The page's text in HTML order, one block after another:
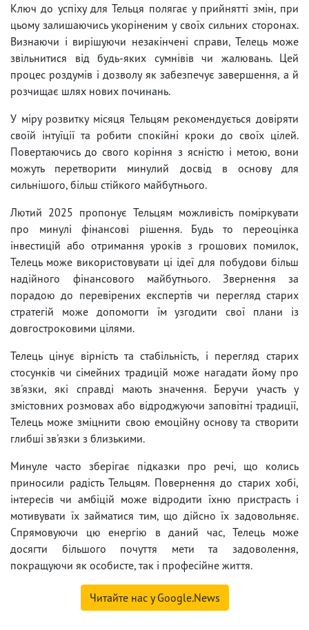
Ключ до успіху для Тельця полягає у прийнятті змін, при
цьому залишаючись укоріненим у своїх сильних сторонах.
Визнаючи і вирішуючи незакінчені справи, Телець може
звільнитися від будь-яких сумнівів чи жалювань. Цей
процес роздумів і дозволу як забезпечує завершення, а й
розчищає шлях нових починань.
У міру розвитку місяця Тельцям рекомендується довіряти
своїй інтуїції та робити спокійні кроки до своїх цілей.
Повертаючись до свого коріння з ясністю і метою, вони
можуть перетворити минулий досвід в основу для
сильнішого, більш стійкого майбутнього.
Лютий 2025 пропонує Тельцям можливість поміркувати
про минулі фінансові рішення. Будь то переоцінка
інвестицій або отримання уроків з грошових помилок,
Телець може використовувати ці ідеї для побудови більш
надійного фінансового майбутнього. Звернення за
порадою до перевірених експертів чи перегляд старих
стратегій може допомогти їм узгодити свої плани із
довгостроковими цілями.
Телець цінує вірність та стабільність, і перегляд старих
стосунків чи сімейних традицій може нагадати йому про
зв'язки, які справді мають значення. Беручи участь у
змістовних розмовах або відроджуючи заповітні традиції,
Телець може зміцнити свою емоційну основу та створити
глибші зв'язки з близькими.
Минуле часто зберігає підказки про речі, що колись
приносили радість Тельцям. Повернення до старих хобі,
інтересів чи амбіцій може відродити їхню пристрасть і
мотивувати їх займатися тим, що дійсно їх задовольняє.
Спрямовуючи цю енергію в даний час, Телець може
досягти більшого почуття мети та задоволення,
покращуючи як особисте, так і професійне життя.
Читайте нас у Google.News